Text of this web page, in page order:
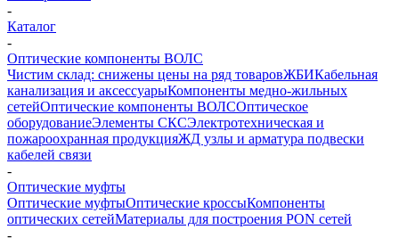
-
Каталог
-
Оптические компоненты ВОЛС
Чистим склад: снижены цены на ряд товаровЖБИКабельная
канализация и аксессуарыКомпоненты медно-жильных
сетейОптические компоненты ВОЛСОптическое
оборудованиеЭлементы СКСЭлектротехническая и
пожароохранная продукцияЖД узлы и арматура подвески
кабелей связи
-
Оптические муфты
Оптические муфтыОптические кроссыКомпоненты
оптических сетейМатериалы для построения PON сетей
-